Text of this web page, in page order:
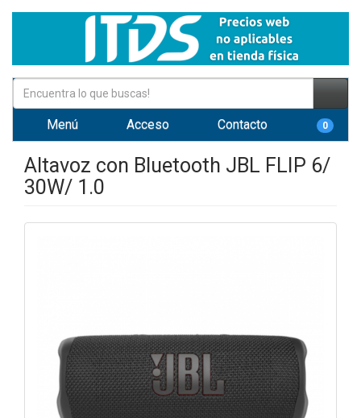
Menú Acceso Contacto 0
Altavoz con Bluetooth JBL FLIP 6/
30W/ 1.0